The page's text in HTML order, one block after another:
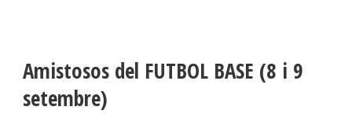
Amistosos del FUTBOL BASE (8 i 9
setembre)